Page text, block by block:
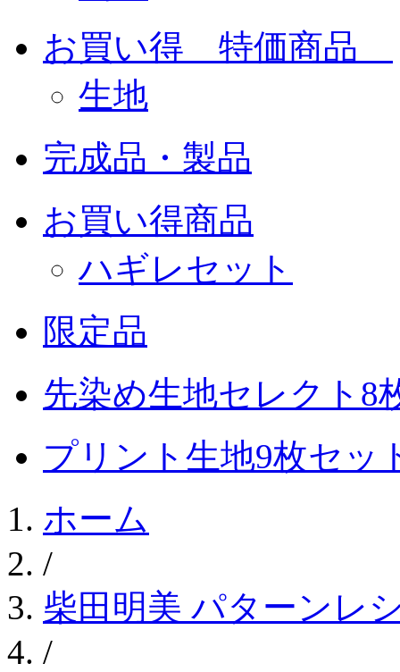
お買い得 特価商品
生地
完成品・製品
お買い得商品
ハギレセット
限定品
先染め生地セレクト8
プリント生地9枚セッ
ホーム
/
柴田明美 パターンレ
/